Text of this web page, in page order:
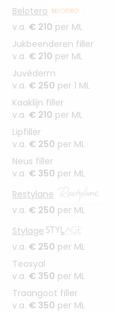
Belotero
v.a. € 210 per ML
Jukbeenderen filler
v.a. € 210 per ML
Juvéderm
v.a. € 250 per 1 ML
Kaaklijn filler
v.a. € 210 per ML
Lipfiller
v.a. € 250 per ML
Neus filler
v.a. € 350 per ML
Restylane
v.a. € 250 per ML
Stylage
v.a. € 250 per ML
Teosyal
v.a. € 350 per ML
Traangoot filler
v.a. € 350 per ML